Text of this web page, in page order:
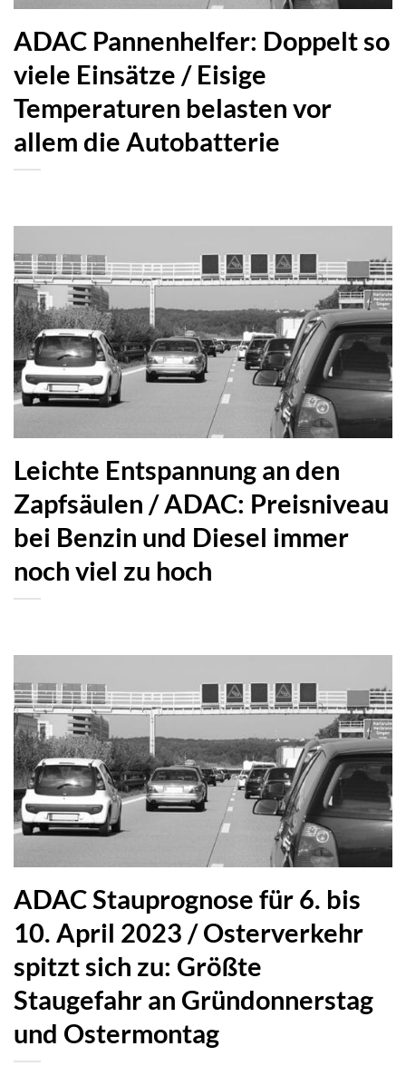
ADAC Pannenhelfer: Doppelt so
viele Einsätze / Eisige
Temperaturen belasten vor
allem die Autobatterie
Leichte Entspannung an den
Zapfsäulen / ADAC: Preisniveau
bei Benzin und Diesel immer
noch viel zu hoch
ADAC Stauprognose für 6. bis
10. April 2023 / Osterverkehr
spitzt sich zu: Größte
Staugefahr an Gründonnerstag
und Ostermontag